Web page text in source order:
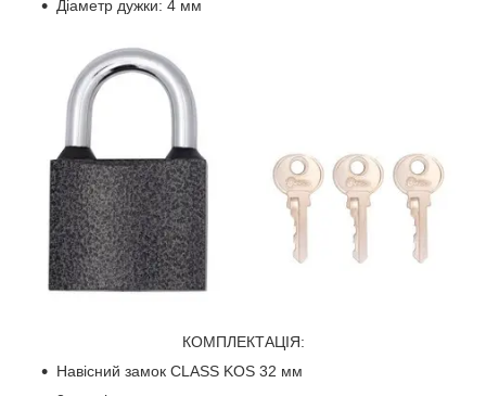
Діаметр дужки: 4 мм
КОМПЛЕКТАЦІЯ:
Навісний замок CLASS KOS 32 мм